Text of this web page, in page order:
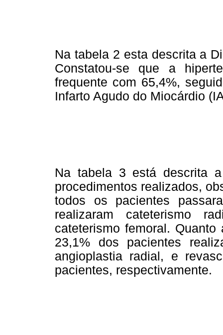
Na tabela 2 esta descrita a
Constatou-se que a
frequente com 65,4%,
Infarto Agudo do Miocárdio
Na tabela 3 está descrita
procedimentos realizados,
todos os pacientes
realizaram cateterismo
cateterismo femoral.
23,1% dos pacientes
angioplastia radial, e
pacientes, respectivamente.